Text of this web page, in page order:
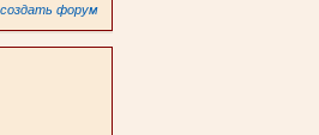
создать форум